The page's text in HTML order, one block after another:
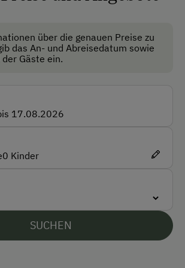
Sprachen
Parkplätze
Parkplatz
steht für kontrolliert biologische
für Umwelt, Tierwohl und
Lebensmittelqualität.
über die genauen Preise zu
das An- und Abreisedatum sowie
der Gäste ein.
0 Kinder
SUCHEN